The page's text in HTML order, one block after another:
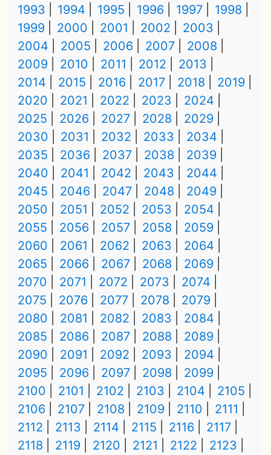
1993
1994 1995 1996 1997
1998
1999
2000 2001 2002
2003
2004
2005 2006 2007
2008
2009
2010 2011 2012
2013
2014
2015 2016 2017 2018
2019
2020
2021 2022 2023
2024
2025
2026 2027 2028
2029
2030
2031 2032 2033
2034
2035
2036 2037 2038
2039
2040
2041 2042 2043
2044
2045
2046 2047 2048
2049
2050
2051 2052 2053
2054
2055
2056 2057 2058
2059
2060
2061 2062 2063
2064
2065
2066 2067 2068
2069
2070
2071 2072 2073
2074
2075
2076 2077 2078
2079
2080
2081 2082 2083
2084
2085
2086 2087 2088
2089
2090
2091 2092 2093
2094
2095
2096 2097 2098
2099
2100
2101 2102 2103 2104
2105
2106
2107 2108 2109 2110
2111
2112
2113 2114 2115 2116
2117
2118
2119 2120 2121 2122 2123